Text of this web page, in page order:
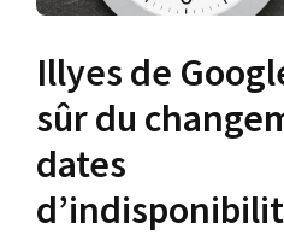
Illyes de
sûr du
dates